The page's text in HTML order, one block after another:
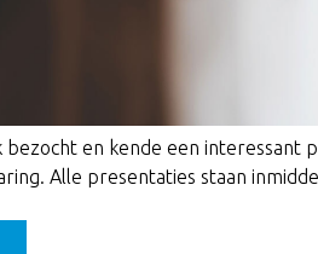
en kende een interessant
Alle presentaties staan